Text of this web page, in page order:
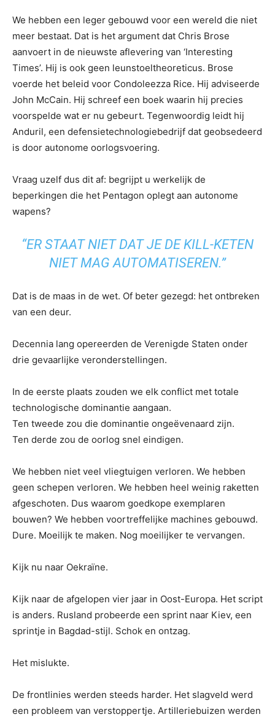
We hebben een leger gebouwd voor een wereld die niet
meer bestaat. Dat is het argument dat Chris Brose
aanvoert in de nieuwste aflevering van ‘Interesting
Times’. Hij is ook geen leunstoeltheoreticus. Brose
voerde het beleid voor Condoleezza Rice. Hij adviseerde
John McCain. Hij schreef een boek waarin hij precies
voorspelde wat er nu gebeurt. Tegenwoordig leidt hij
Anduril, een defensietechnologiebedrijf dat geobsedeerd
is door autonome oorlogsvoering.
Vraag uzelf dus dit af: begrijpt u werkelijk de
beperkingen die het Pentagon oplegt aan autonome
wapens?
“ER STAAT NIET DAT JE DE KILL-KETEN
NIET MAG AUTOMATISEREN.”
Dat is de maas in de wet. Of beter gezegd: het ontbreken
van een deur.
Decennia lang opereerden de Verenigde Staten onder
drie gevaarlijke veronderstellingen.
In de eerste plaats zouden we elk conflict met totale
technologische dominantie aangaan.
Ten tweede zou die dominantie ongeëvenaard zijn.
Ten derde zou de oorlog snel eindigen.
We hebben niet veel vliegtuigen verloren. We hebben
geen schepen verloren. We hebben heel weinig raketten
afgeschoten. Dus waarom goedkope exemplaren
bouwen? We hebben voortreffelijke machines gebouwd.
Dure. Moeilijk te maken. Nog moeilijker te vervangen.
Kijk nu naar Oekraïne.
Kijk naar de afgelopen vier jaar in Oost-Europa. Het script
is anders. Rusland probeerde een sprint naar Kiev, een
sprintje in Bagdad-stijl. Schok en ontzag.
Het mislukte.
De frontlinies werden steeds harder. Het slagveld werd
een probleem van verstoppertje. Artilleriebuizen werden